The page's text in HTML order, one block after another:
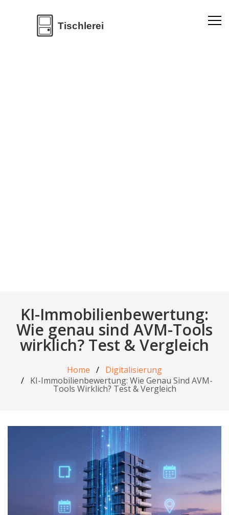
KI-Immobilienbewertung:
Wie genau sind AVM-Tools
wirklich? Test & Vergleich
Home
Digitalisierung
KI-Immobilienbewertung: Wie Genau Sind AVM-
Tools Wirklich? Test & Vergleich